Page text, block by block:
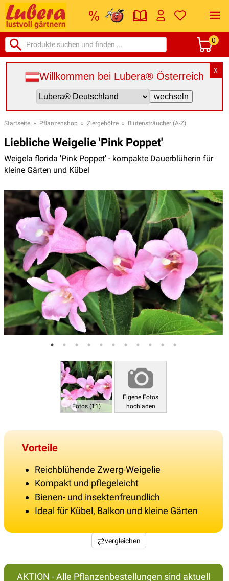
0
X
Willkommen bei Lubera® Österreich
Startseite » Pflanzenshop » Ziergehölze » Blütensträucher (A-Z)
Liebliche Weigelie 'Pink Poppet'
Weigela florida 'Pink Poppet' - kompakte Dauerblüherin für
kleine Gärten und Kübel
Fotos (11)
Eigene Fotos
hochladen
Vorteile
Reichblühende Zwerg-Weigelie
Kompakt und pflegeleicht
Bienen- und insektenfreundlich
Ideal für Kübel, Balkon und kleine Gärten
vergleichen
AKTION - Alle Pflanzenbestellungen sind aktuell